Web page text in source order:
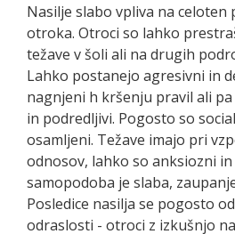
Nasilje slabo vpliva na celoten
otroka. Otroci so lahko
težave v šoli ali na drugih
Lahko postanejo agresivni in
nagnjeni h kršenju pravil ali
in podredljivi. Pogosto so
osamljeni. Težave imajo pri
odnosov, lahko so anksiozni
samopodoba je slaba,
Posledice nasilja se pogosto
odraslosti - otroci z izkušnjo